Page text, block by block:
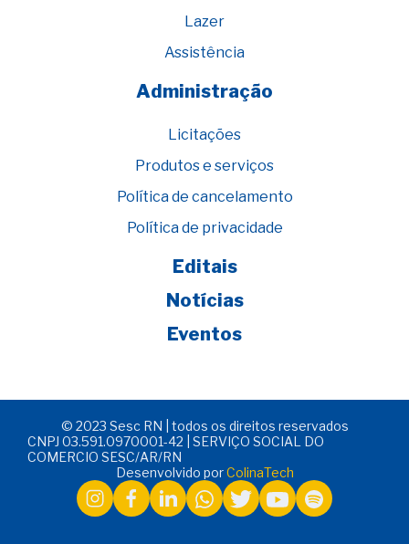
Lazer
Assistência
Administração
Licitações
Produtos e serviços
Política de cancelamento
Política de privacidade
Editais
Notícias
Eventos
© 2023 Sesc RN | todos os direitos reservados
CNPJ 03.591.0970001-42 | SERVIÇO SOCIAL DO
COMERCIO SESC/AR/RN
Desenvolvido porColinaTech